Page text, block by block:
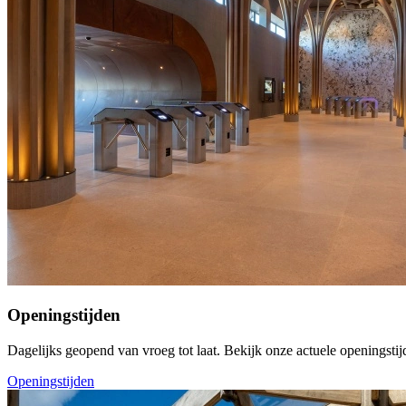
Openingstijden
Dagelijks geopend van vroeg tot laat. Bekijk onze actuele
Openingstijden